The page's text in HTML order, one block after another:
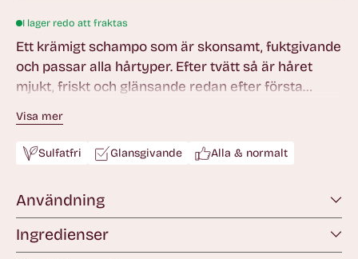
I lager redo att fraktas
Ett krämigt schampo som är skonsamt, fuktgivande
och passar alla hårtyper. Efter tvätt så är håret
mjukt, friskt och glänsande redan efter första
Conditioner, OI All in one milk och OI Oil.
Visa mer
Sulfatfri Glansgivande Alla & normalt
Användning
Ingredienser